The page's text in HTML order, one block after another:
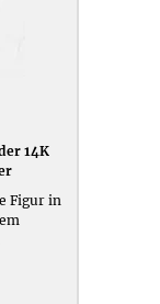
14K
Figur in